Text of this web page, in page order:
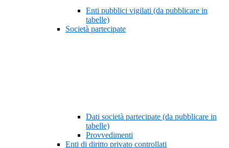
Enti pubblici vigilati (da pubblicare in
tabelle)
Società partecipate
Dati società partecipate (da pubblicare in
tabelle)
Provvedimenti
Enti di diritto privato controllati